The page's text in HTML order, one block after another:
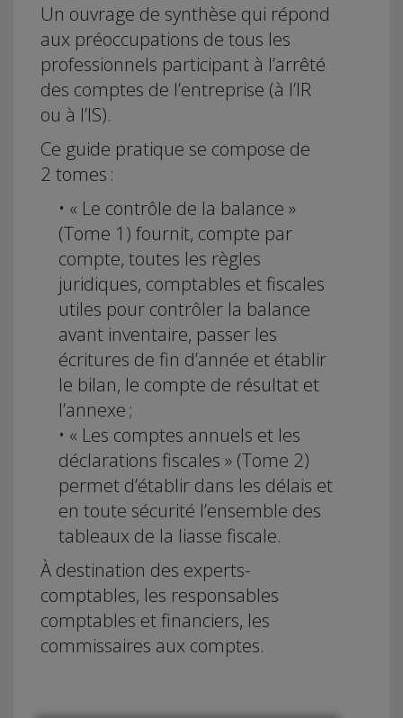
Un ouvrage de synthèse qui répond
aux préoccupations de tous les
professionnels participant à l’arrêté
des comptes de l’entreprise (à l’IR
ou à l’IS).
Ce guide pratique se compose de
2 tomes :
• « Le contrôle de la balance »
(Tome 1) fournit, compte par
compte, toutes les règles
juridiques, comptables et fiscales
utiles pour contrôler la balance
avant inventaire, passer les
écritures de fin d’année et établir
le bilan, le compte de résultat et
l’annexe ;
• « Les comptes annuels et les
déclarations fiscales » (Tome 2)
permet d’établir dans les délais et
en toute sécurité l’ensemble des
tableaux de la liasse fiscale.
À destination des experts-
comptables, les responsables
comptables et financiers, les
commissaires aux comptes.